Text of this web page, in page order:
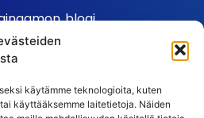
käytämme teknologioita, kuten
käyttääksemme laitetietoja. Näiden
blogi
sopimusehdot